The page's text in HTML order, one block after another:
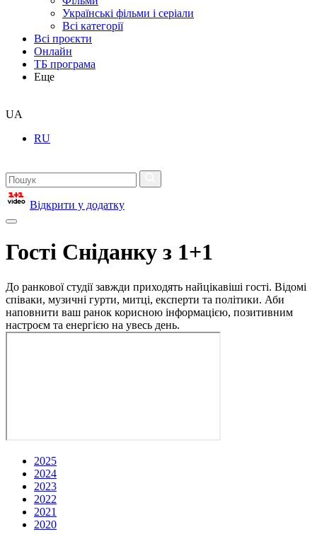
Українські фільми і серіали
Всі категорії
Всі проєкти
Онлайн
ТБ програма
Еще
UA
RU
Відкрити у додатку
Гості Сніданку з 1+1
До ранкової студії завжди приходять найцікавіші гості. Відомі
співаки, музичні гурти, митці, експерти та політики. Аби
наповнити ваш ранок корисною інформацією, позитивним
настроєм та енергією на увесь день.
2025
2024
2023
2022
2021
2020